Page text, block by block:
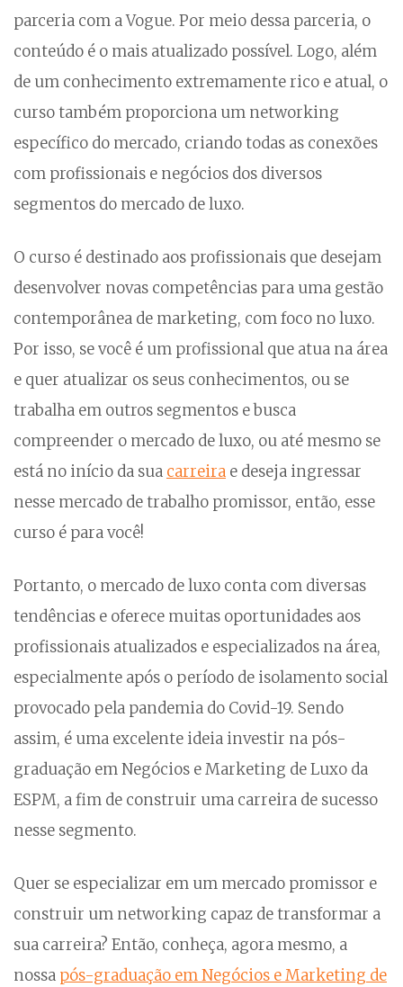
parceria com a Vogue. Por meio dessa parceria, o
conteúdo é o mais atualizado possível. Logo, além
de um conhecimento extremamente rico e atual, o
curso também proporciona um networking
específico do mercado, criando todas as conexões
com profissionais e negócios dos diversos
segmentos do mercado de luxo.
O curso é destinado aos profissionais que desejam
desenvolver novas competências para uma gestão
contemporânea de marketing, com foco no luxo.
Por isso, se você é um profissional que atua na área
e quer atualizar os seus conhecimentos, ou se
trabalha em outros segmentos e busca
compreender o mercado de luxo, ou até mesmo se
está no início da sua carreira e deseja ingressar
nesse mercado de trabalho promissor, então, esse
curso é para você!
Portanto, o mercado de luxo conta com diversas
tendências e oferece muitas oportunidades aos
profissionais atualizados e especializados na área,
especialmente após o período de isolamento social
provocado pela pandemia do Covid-19. Sendo
assim, é uma excelente ideia investir na pós-
graduação em Negócios e Marketing de Luxo da
ESPM, a fim de construir uma carreira de sucesso
nesse segmento.
Quer se especializar em um mercado promissor e
construir um networking capaz de transformar a
sua carreira? Então, conheça, agora mesmo, a
nossa pós-graduação em Negócios e Marketing de